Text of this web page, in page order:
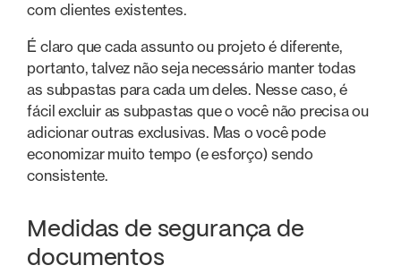
com clientes existentes.
É claro que cada assunto ou projeto é diferente,
portanto, talvez não seja necessário manter todas
as subpastas para cada um deles. Nesse caso, é
fácil excluir as subpastas que o você não precisa ou
adicionar outras exclusivas. Mas o você pode
economizar muito tempo (e esforço) sendo
consistente.
Medidas de segurança de
documentos